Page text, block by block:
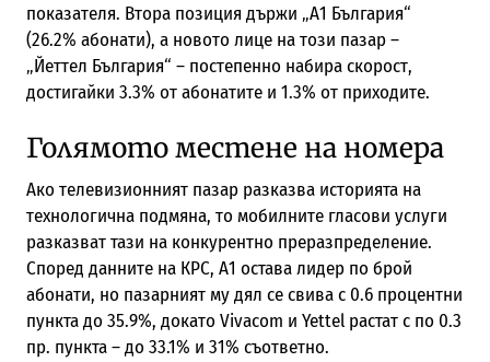
показателя. Втора позиция държи „А1 България“
(26.2% абонати), а новото лице на този пазар –
„Йеттел България“ – постепенно набира скорост,
достигайки 3.3% от абонатите и 1.3% от приходите.
Голямото местене на номера
Ако телевизионният пазар разказва историята на
технологична подмяна, то мобилните гласови услуги
разказват тази на конкурентно преразпределение.
Според данните на КРС, А1 остава лидер по брой
абонати, но пазарният му дял се свива с 0.6 процентни
пункта до 35.9%, докато Vivacom и Yettel растат с по 0.3
пр. пункта – до 33.1% и 31% съответно.